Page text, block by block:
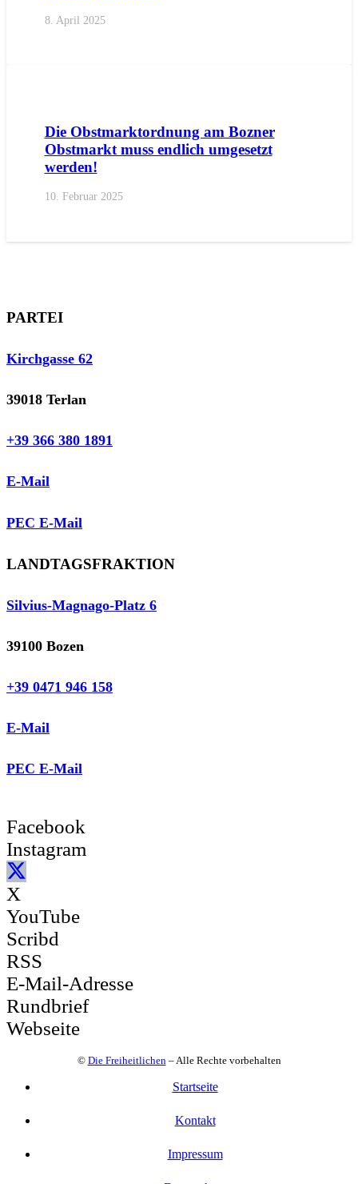
8. April 2025
Die Obstmarktordnung am Bozner
Obstmarkt muss endlich umgesetzt
werden!
10. Februar 2025
PARTEI
Kirchgasse 62
39018 Terlan
+39 366 380 1891
E-Mail
PEC E-Mail
LANDTAGSFRAKTION
Silvius-Magnago-Platz 6
39100 Bozen
+39 0471 946 158
E-Mail
PEC E-Mail
Facebook
Instagram
X
YouTube
Scribd
RSS
E-Mail-Adresse
Rundbrief
Webseite
© Die Freiheitlichen– Alle Rechte vorbehalten
Startseite
Kontakt
Impressum